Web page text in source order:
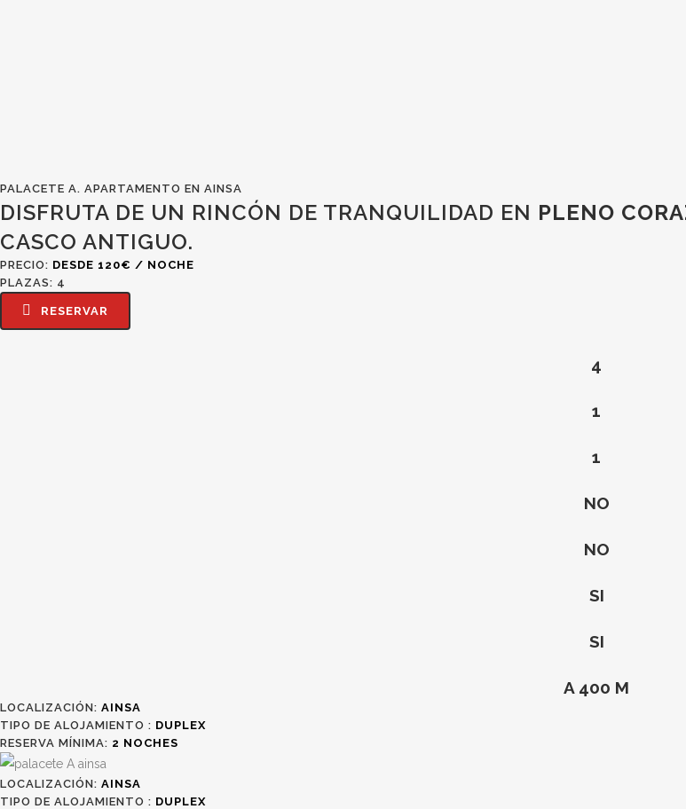
PALACETE A. APARTAMENTO EN AINSA
DISFRUTA DE UN RINCÓN DE TRANQUILIDAD EN PLENO
CASCO ANTIGUO.
PRECIO: DESDE 120€ / NOCHE
PLAZAS: 4
RESERVAR
4
1
1
NO
NO
SI
SI
A 400 M
LOCALIZACIÓN: AINSA
TIPO DE ALOJAMIENTO : DUPLEX
RESERVA MÍNIMA: 2 NOCHES
LOCALIZACIÓN: AINSA
TIPO DE ALOJAMIENTO : DUPLEX